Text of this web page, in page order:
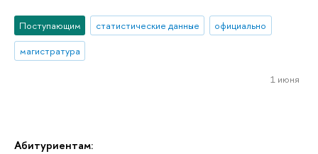
Абитуриентам:
Поступающим статистические данные
официально
магистратура
1 июня